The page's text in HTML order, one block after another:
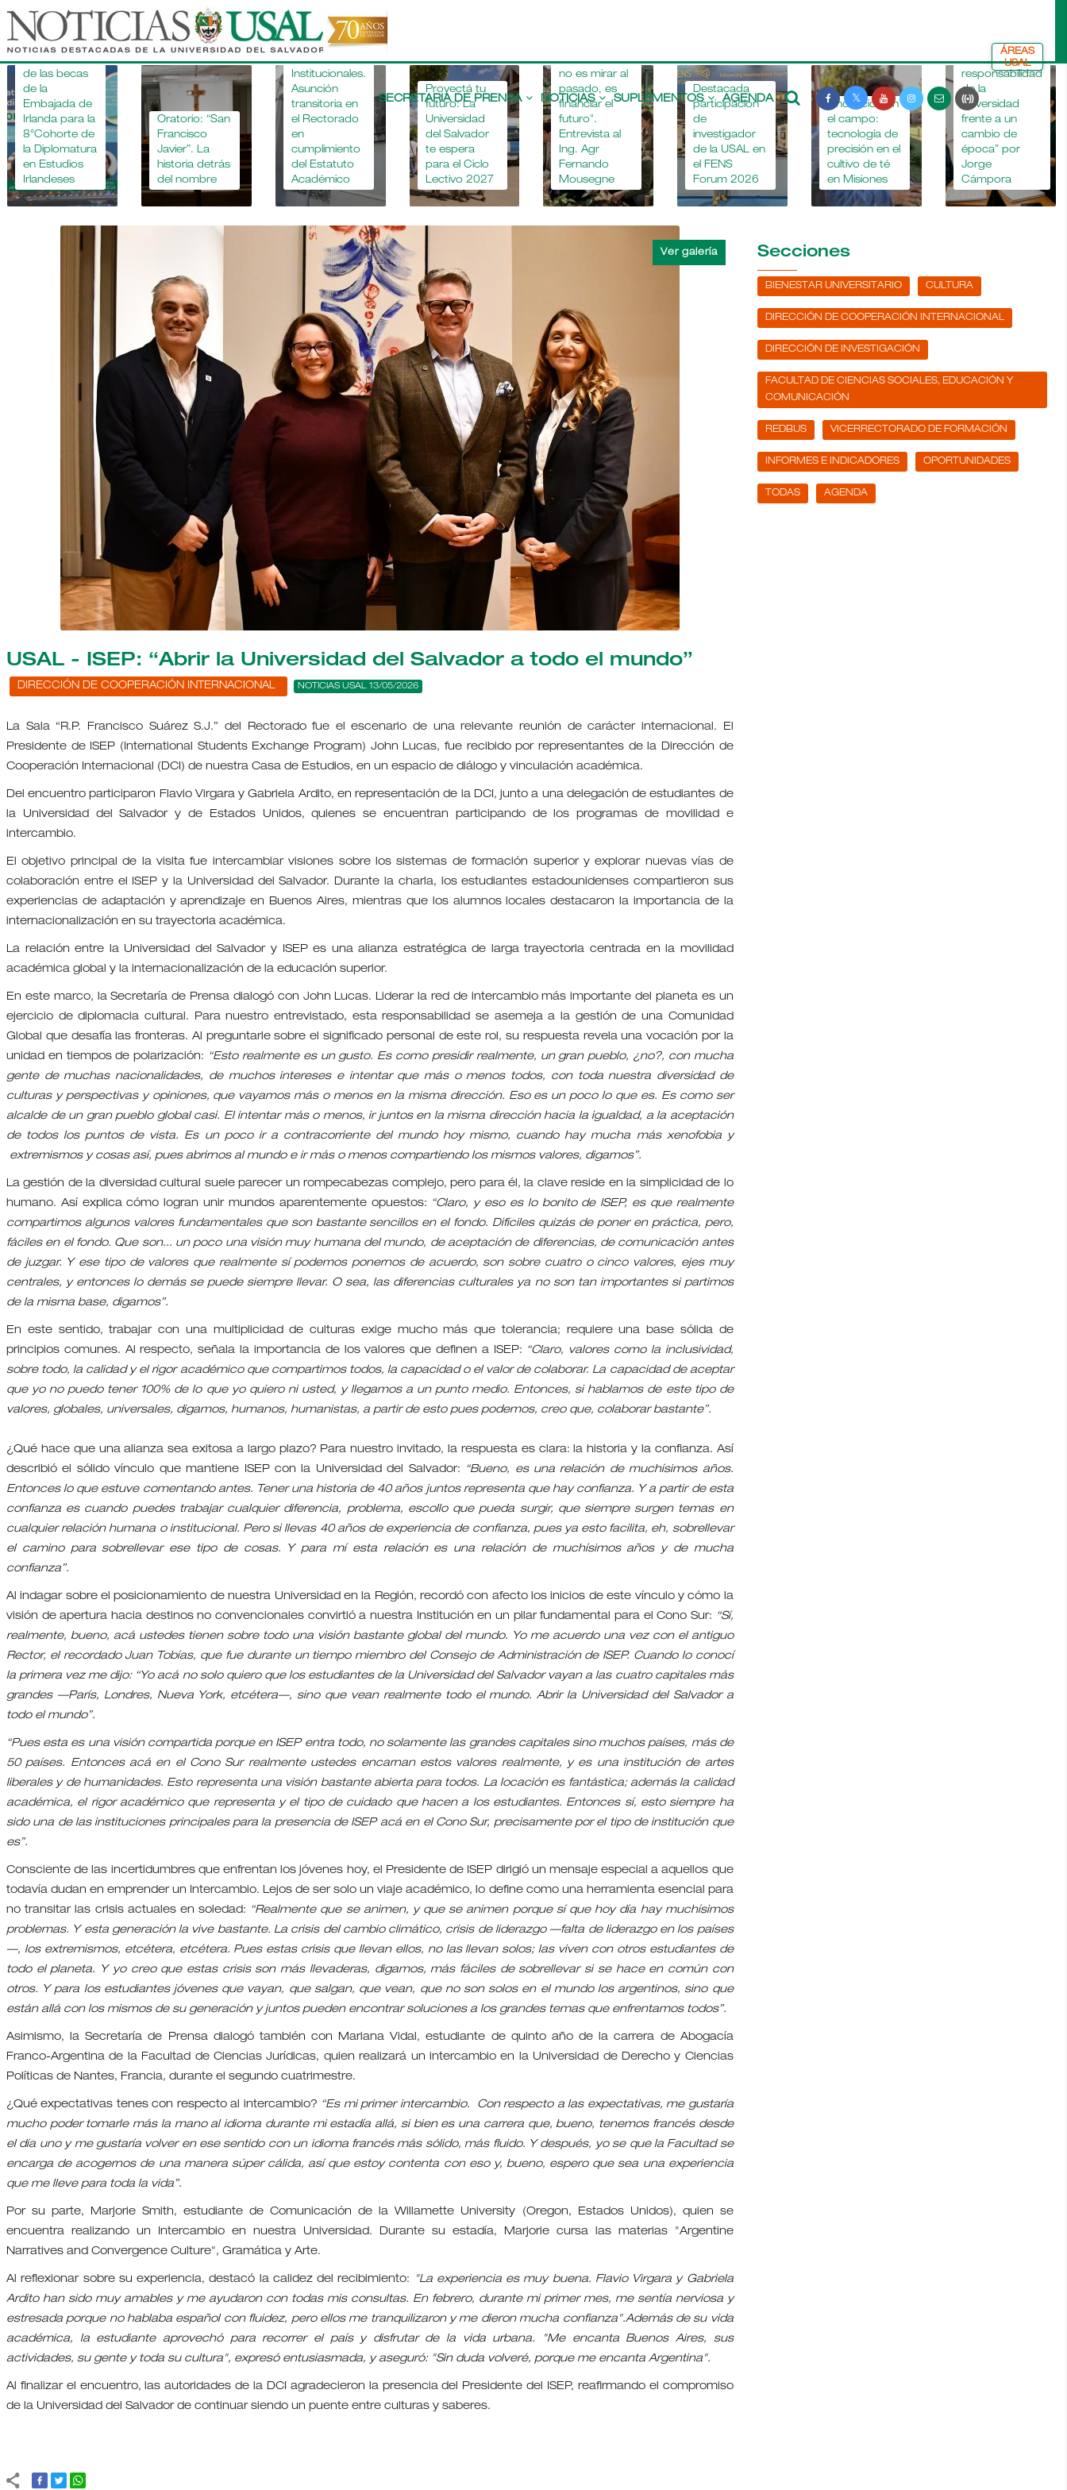
Pasar
contenido
principal
Main
navigation
SECRETARIA DE PRENSA NOTICIAS SUPLEMENTOS AGENDA
ÁREAS
USAL
Ganadores
de las becas
de la
Embajada de
Irlanda para la
8°Cohorte de
la Diplomatura
en Estudios
Irlandeses
Oratorio: “San
Francisco
Javier”. La
historia detrás
del nombre
Novedades
Institucionales.
Asunción
transitoria en
el Rectorado
en
cumplimiento
del Estatuto
Académico
Proyectá tu
futuro: La
Universidad
del Salvador
te espera
para el Ciclo
Lectivo 2027
agropecuaria
no es mirar al
pasado, es
financiar el
futuro".
Entrevista al
Ing. Agr
Fernando
Mousegne
Destacada
participación
de
investigador
de la USAL en
el FENS
Forum 2026
Innovación en
el campo:
tecnología de
precisión en el
cultivo de té
en Misiones
“La
responsabilidad
de la
universidad
frente a un
cambio de
época” por
Jorge
Cámpora
USAL - ISEP: “Abrir la Universidad del Salvador a todo el mundo”
DIRECCIÓN DE COOPERACIÓN INTERNACIONAL NOTICIAS USAL 13/05/2026
La Sala “R.P. Francisco Suárez S.J.” del Rectorado fue el escenario de una relevante reunión de carácter internacional. El
Presidente de ISEP (International Students Exchange Program) John Lucas, fue recibido por representantes de la Dirección de
Cooperación Internacional (DCI) de nuestra Casa de Estudios, en un espacio de diálogo y vinculación académica.
Del encuentro participaron Flavio Virgara y Gabriela Ardito, en representación de la DCI, junto a una delegación de estudiantes de
la Universidad del Salvador y de Estados Unidos, quienes se encuentran participando de los programas de movilidad e
intercambio.
El objetivo principal de la visita fue intercambiar visiones sobre los sistemas de formación superior y explorar nuevas vías de
colaboración entre el ISEP y la Universidad del Salvador. Durante la charla, los estudiantes estadounidenses compartieron sus
experiencias de adaptación y aprendizaje en Buenos Aires, mientras que los alumnos locales destacaron la importancia de la
internacionalización en su trayectoria académica.
La relación entre la Universidad del Salvador y ISEP es una alianza estratégica de larga trayectoria centrada en la movilidad
académica global y la internacionalización de la educación superior.
En este marco, la Secretaría de Prensa dialogó con John Lucas. Liderar la red de intercambio más importante del planeta es un
ejercicio de diplomacia cultural. Para nuestro entrevistado, esta responsabilidad se asemeja a la gestión de una Comunidad
Global que desafía las fronteras. Al preguntarle sobre el significado personal de este rol, su respuesta revela una vocación por la
unidad en tiempos de polarización: “Esto realmente es un gusto. Es como presidir realmente, un gran pueblo, ¿no?, con mucha
gente de muchas nacionalidades, de muchos intereses e intentar que más o menos todos, con toda nuestra diversidad de
culturas y perspectivas y opiniones, que vayamos más o menos en la misma dirección. Eso es un poco lo que es. Es como ser
alcalde de un gran pueblo global casi. El intentar más o menos, ir juntos en la misma dirección hacia la igualdad, a la aceptación
de todos los puntos de vista. Es un poco ir a contracorriente del mundo hoy mismo, cuando hay mucha más xenofobia y
extremismos y cosas así, pues abrirnos al mundo e ir más o menos compartiendo los mismos valores, digamos”.
La gestión de la diversidad cultural suele parecer un rompecabezas complejo, pero para él, la clave reside en la simplicidad de lo
humano. Así explica cómo logran unir mundos aparentemente opuestos: “Claro, y eso es lo bonito de ISEP, es que realmente
compartimos algunos valores fundamentales que son bastante sencillos en el fondo. Difíciles quizás de poner en práctica, pero,
fáciles en el fondo. Que son... un poco una visión muy humana del mundo, de aceptación de diferencias, de comunicación antes
de juzgar. Y ese tipo de valores que realmente sí podemos ponernos de acuerdo, son sobre cuatro o cinco valores, ejes muy
centrales, y entonces lo demás se puede siempre llevar. O sea, las diferencias culturales ya no son tan importantes si partimos
de la misma base, digamos”.
En este sentido, trabajar con una multiplicidad de culturas exige mucho más que tolerancia; requiere una base sólida de
principios comunes. Al respecto, señala la importancia de los valores que definen a ISEP: “Claro, valores como la inclusividad,
sobre todo, la calidad y el rigor académico que compartimos todos, la capacidad o el valor de colaborar. La capacidad de aceptar
que yo no puedo tener 100% de lo que yo quiero ni usted, y llegamos a un punto medio. Entonces, si hablamos de este tipo de
valores, globales, universales, digamos, humanos, humanistas, a partir de esto pues podemos, creo que, colaborar bastante”.
¿Qué hace que una alianza sea exitosa a largo plazo? Para nuestro invitado, la respuesta es clara: la historia y la confianza. Así
describió el sólido vínculo que mantiene ISEP con la Universidad del Salvador:
“Bueno, es una relación de muchísimos años.
Entonces lo que estuve comentando antes. Tener una historia de 40 años juntos representa que hay confianza. Y a partir de esta
confianza es cuando puedes trabajar cualquier diferencia, problema, escollo que pueda surgir, que siempre surgen temas en
cualquier relación humana o institucional. Pero si llevas 40 años de experiencia de confianza, pues ya esto facilita, eh, sobrellevar
el camino para sobrellevar ese tipo de cosas. Y para mí esta relación es una relación de muchísimos años y de mucha
confianza”.
Al indagar sobre el posicionamiento de nuestra Universidad en la Región, recordó con afecto los inicios de este vínculo y cómo la
visión de apertura hacia destinos no convencionales convirtió a nuestra Institución en un pilar fundamental para el Cono Sur: “Sí,
realmente, bueno, acá ustedes tienen sobre todo una visión bastante global del mundo. Yo me acuerdo una vez con el antiguo
Rector, el recordado Juan Tobías, que fue durante un tiempo miembro del Consejo de Administración de ISEP. Cuando lo conocí
la primera vez me dijo: “Yo acá no solo quiero que los estudiantes de la Universidad del Salvador vayan a las cuatro capitales más
grandes —París, Londres, Nueva York, etcétera—, sino que vean realmente todo el mundo. Abrir la Universidad del Salvador a
todo el mundo”.
“Pues esta es una visión compartida porque en ISEP entra todo, no solamente las grandes capitales sino muchos países, más de
50 países. Entonces acá en el Cono Sur realmente ustedes encarnan estos valores realmente, y es una institución de artes
liberales y de humanidades. Esto representa una visión bastante abierta para todos. La locación es fantástica; además la calidad
académica, el rigor académico que representa y el tipo de cuidado que hacen a los estudiantes. Entonces sí, esto siempre ha
sido una de las instituciones principales para la presencia de ISEP acá en el Cono Sur, precisamente por el tipo de institución que
es”.
Consciente de las incertidumbres que enfrentan los jóvenes hoy, el Presidente de ISEP dirigió un mensaje especial a aquellos que
todavía dudan en emprender un Intercambio. Lejos de ser solo un viaje académico, lo define como una herramienta esencial para
no transitar las crisis actuales en soledad: “Realmente que se animen, y que se animen porque sí que hoy día hay muchísimos
problemas. Y esta generación la vive bastante. La crisis del cambio climático, crisis de liderazgo —falta de liderazgo en los países
—, los extremismos, etcétera, etcétera. Pues estas crisis que llevan ellos, no las llevan solos; las viven con otros estudiantes de
todo el planeta. Y yo creo que estas crisis son más llevaderas, digamos, más fáciles de sobrellevar si se hace en común con
otros. Y para los estudiantes jóvenes que vayan, que salgan, que vean, que no son solos en el mundo los argentinos, sino que
están allá con los mismos de su generación y juntos pueden encontrar soluciones a los grandes temas que enfrentamos todos”.
Asimismo, la Secretaría de Prensa dialogó también con Mariana Vidal, estudiante de quinto año de la carrera de Abogacía
Franco-Argentina de la Facultad de Ciencias Jurídicas, quien realizará un intercambio en la Universidad de Derecho y Ciencias
Políticas de Nantes, Francia, durante el segundo cuatrimestre.
¿Qué expectativas tenes con respecto al intercambio? “Es mi primer intercambio. Con respecto a las expectativas, me gustaría
mucho poder tomarle más la mano al idioma durante mi estadía allá, si bien es una carrera que, bueno, tenemos francés desde
el día uno y me gustaría volver en ese sentido con un idioma francés más sólido, más fluido. Y después, yo se que la Facultad se
encarga de acogernos de una manera súper cálida, así que estoy contenta con eso y, bueno, espero que sea una experiencia
que me lleve para toda la vida”.
Por su parte, Marjorie Smith, estudiante de Comunicación de la Willamette University (Oregon, Estados Unidos), quien se
encuentra realizando un Intercambio en nuestra Universidad. Durante su estadía, Marjorie cursa las materias "Argentine
Narratives and Convergence Culture", Gramática y Arte.
Al reflexionar sobre su experiencia, destacó la calidez del recibimiento:
"La experiencia es muy buena. Flavio Virgara y Gabriela
Ardito han sido muy amables y me ayudaron con todas mis consultas. En febrero, durante mi primer mes, me sentía nerviosa y
estresada porque no hablaba español con fluidez, pero ellos me tranquilizaron y me dieron mucha confianza".Además de su vida
académica, la estudiante aprovechó para recorrer el país y disfrutar de la vida urbana. "Me encanta Buenos Aires, sus
actividades, su gente y toda su cultura", expresó entusiasmada, y aseguró: "Sin duda volveré, porque me encanta Argentina".
Al finalizar el encuentro, las autoridades de la DCI agradecieron la presencia del Presidente del ISEP, reafirmando el compromiso
de la Universidad del Salvador de continuar siendo un puente entre culturas y saberes.
Secciones
BIENESTAR UNIVERSITARIO CULTURA
DIRECCIÓN DE COOPERACIÓN INTERNACIONAL
DIRECCIÓN DE INVESTIGACIÓN
FACULTAD DE CIENCIAS SOCIALES, EDUCACIÓN Y
COMUNICACIÓN
REDBUS VICERRECTORADO DE FORMACIÓN
INFORMES E INDICADORES OPORTUNIDADES
TODAS AGENDA